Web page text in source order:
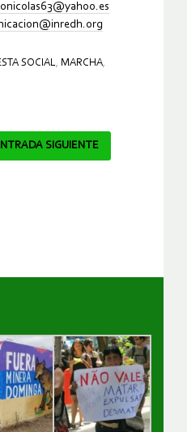
SOCIAL, MARCHA,
SIGUIENTE